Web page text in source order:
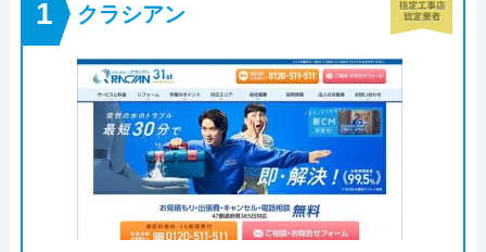
クラシアン